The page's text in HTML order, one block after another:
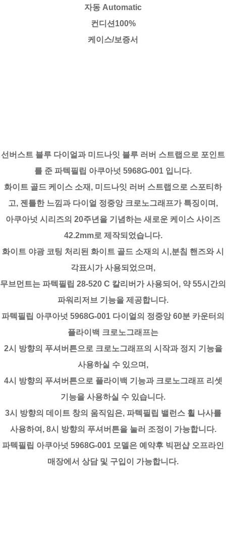
자동 Automatic
컨디션100%
케이스/보증서
선버스트 블루 다이얼과 미드나잇 블루 러버 스트랩으로 포인트
를 준 파텍필립 아쿠아넛 5968G-001 입니다.
화이트 골드 케이스 소재, 미드나잇 러버 스트랩으로 스포티하
고, 젠틀한 느낌과 다이얼 정중앙 크로노그래프가 특징이며,
아쿠아넛 시리즈의 20주년을 기념하는 새로운 케이스 사이즈
42.2mm로 제작되었습니다.
화이트 야광 코팅 처리된 화이트 골드 소재의 시,분침 핸즈와 시
각표시가 사용되었으며,
무브먼트는 파텍필립 28-520 C 칼리버가 사용되어, 약 55시간의
파워리저브 기능을 제공합니다.
파텍필립 아쿠아넛 5968G-001 다이얼의 정중앙 60분 카운터의
플라이백 크로노그래프는
2시 방향의 푸셔버튼으로 크로노그래프의 시작과 정지 기능을
사용하실 수 있으며,
4시 방향의 푸셔버튼으로 플라이백 기능과 크로노그래프 리셋
기능을 사용하실 수 있습니다.
3시 방향의 데이트 창의 움직임은, 파텍필립 밸런스 휠 나사를
사용하여, 8시 방향의 푸셔버튼을 눌러 조정이 가능합니다.
파텍필립 아쿠아넛 5968G-001 모델은 예약후 빅펀샵 오프라인
매장에서 상담 및 구입이 가능합니다.